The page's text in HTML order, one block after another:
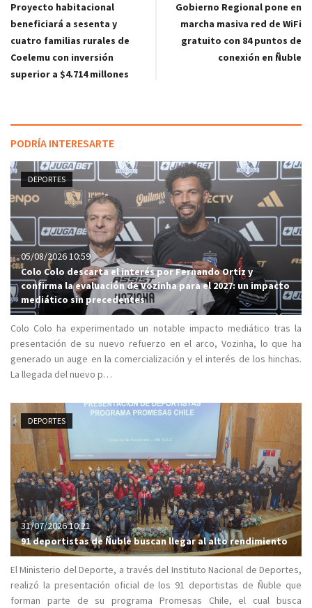
Proyecto habitacional
beneficiará a sesenta y
cuatro familias rurales de
Coelemu con inversión
superior a $4.714 millones
Gobierno Regional pone en
marcha masiva red de WiFi
gratuito con 84 puntos de
conexión en Ñuble
PODRÍA INTERESARTE
DEPORTES
05/08/2026 10:59
Colo Colo descarta el interés por Fernando Ortiz y
confirma la evaluación de Vozinha para el 2027: un impacto
mediático sin precedentes
Colo Colo ha experimentado un notable impacto mediático tras la
presentación de su nuevo refuerzo en el arco, Vozinha, lo que ha
generado un auge en la comercialización y el interés de los hinchas.
La llegada del nuevo p…
DEPORTES
31/07/2026 10:21
91 deportistas de Ñuble buscan llegar al alto rendimiento
El Ministerio del Deporte, a través del Instituto Nacional de Deportes,
realizó la presentación oficial de los 91 deportistas de Ñuble que
forman parte de su programa Promesas Chile, el cual busca